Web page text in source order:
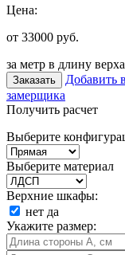
Цена:
от 33000 руб.
за метр в длину
Заказать Добавить
замерщика
Получить расчет
Выберите
Выберите материал
Верхние шкафы:
нет да
Укажите размер: